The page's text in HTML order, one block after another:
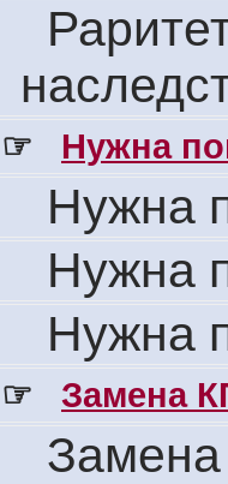
☞ Нужна
Нужна
Нужна
Нужна
☞ Замена